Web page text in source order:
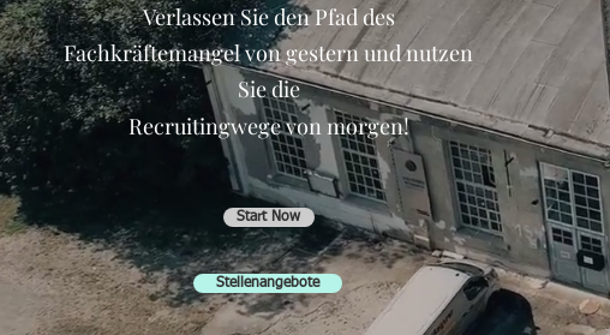
Verlassen Sie den Pfad des
Fachkräftemangel von gestern und nutzen
Sie die
Recruitingwege von morgen!
Start Now
Stellenangebote